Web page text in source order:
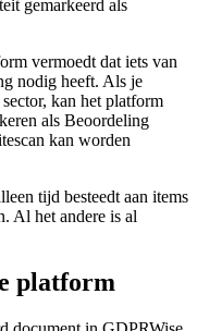
gemarkeerd als
vermoedt dat iets van
nodig heeft. Als je
kan het platform
als Beoordeling
kan worden
tijd besteedt aan items
Al het andere is al
platform